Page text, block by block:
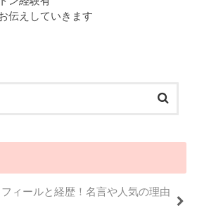
伝えしていきます
ィールと経歴！名言や人気の理由